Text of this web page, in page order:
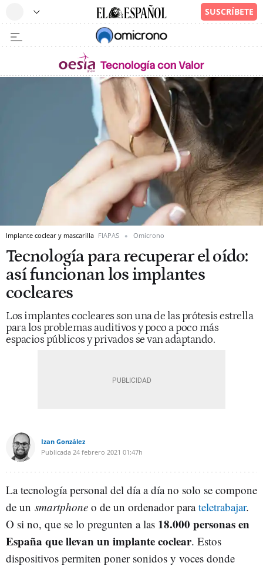
Implante coclear y mascarilla FIAPAS Omicrono
Tecnología para recuperar el oído:
así funcionan los implantes
cocleares
Los implantes cocleares son una de las prótesis estrella
para los problemas auditivos y poco a poco más
espacios públicos y privados se van adaptando.
Izan González
Publicada 24 febrero 2021 01:47h
La tecnología personal del día a día no solo se compone
de un smartphone o de un ordenador parateletrabajar.
O si no, que se lo pregunten a las 18.000 personas en
España que llevan un implante coclear. Estos
dispositivos permiten poner sonidos y voces donde